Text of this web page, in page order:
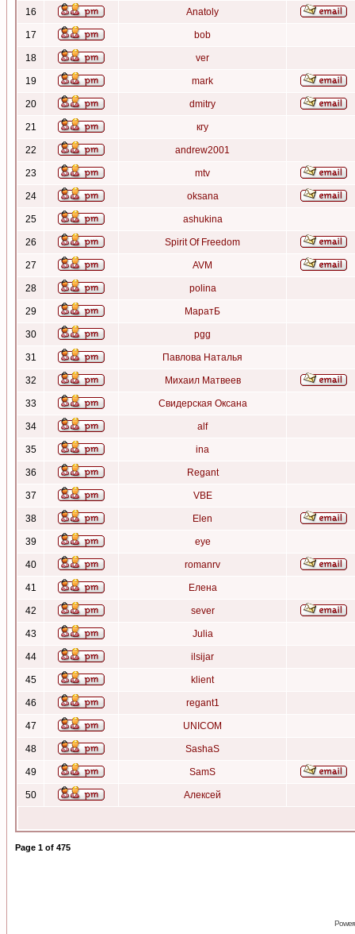
16 Anatoly
17 bob
18 ver
19 mark
20 dmitry
21 кгу
22 andrew2001
23 mtv
24 oksana
25 ashukina
26 Spirit Of Freedom
27 AVM
28 polina
29 МаратБ
30 pgg
31 Павлова Наталья
32 Михаил Матвеев
33 Свидерская Оксана
34 alf
35 ina
36 Regant
37 VBE
38 Elen
39 eye
40 romanrv
41 Елена
42 sever
43 Julia
44 ilsijar
45 klient
46 regant1
47 UNICOM
48 SashaS
49 SamS
50 Алексей
Page 1 of 475